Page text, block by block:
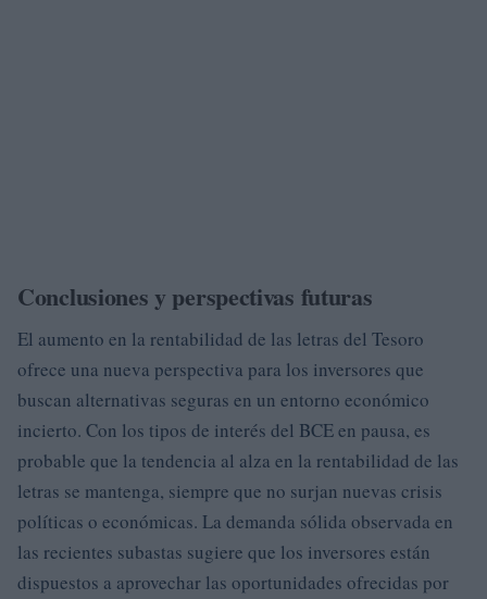
Conclusiones y perspectivas futuras
El aumento en la rentabilidad de las letras del Tesoro
ofrece una nueva perspectiva para los inversores que
buscan alternativas seguras en un entorno económico
incierto. Con los tipos de interés del BCE en pausa, es
probable que la tendencia al alza en la rentabilidad de las
letras se mantenga, siempre que no surjan nuevas crisis
políticas o económicas. La demanda sólida observada en
las recientes subastas sugiere que los inversores están
dispuestos a aprovechar las oportunidades ofrecidas por